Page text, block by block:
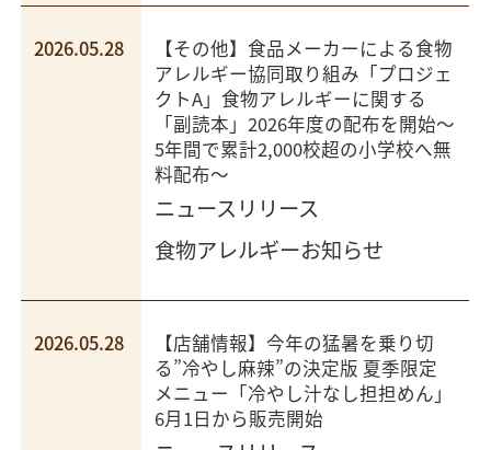
2026.05.28
【その他】食品メーカーによる食物
アレルギー協同取り組み「プロジェ
クトA」食物アレルギーに関する
「副読本」2026年度の配布を開始～
5年間で累計2,000校超の小学校へ無
料配布～
ニュースリリース
食物アレルギーお知らせ
2026.05.28
【店舗情報】今年の猛暑を乗り切
る”冷やし麻辣”の決定版 夏季限定
メニュー「冷やし汁なし担担めん」
6月1日から販売開始